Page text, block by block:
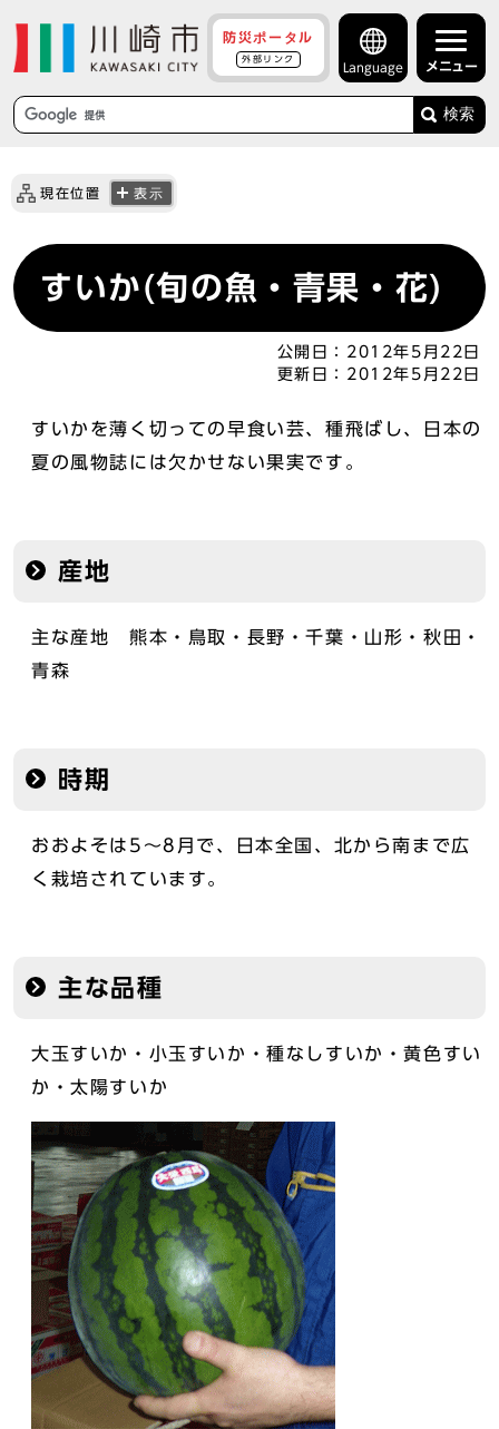
防災ポータル
外部リンク
Language メニュー
検索
現在位置 表示
すいか(旬の魚・青果・花)
公開日： 2012年5月22日
更新日： 2012年5月22日
すいかを薄く切っての早食い芸、種飛ばし、日本の
夏の風物誌には欠かせない果実です。
産地
主な産地 熊本・鳥取・長野・千葉・山形・秋田・
青森
時期
おおよそは5～8月で、日本全国、北から南まで広
く栽培されています。
主な品種
大玉すいか・小玉すいか・種なしすいか・黄色すい
か・太陽すいか